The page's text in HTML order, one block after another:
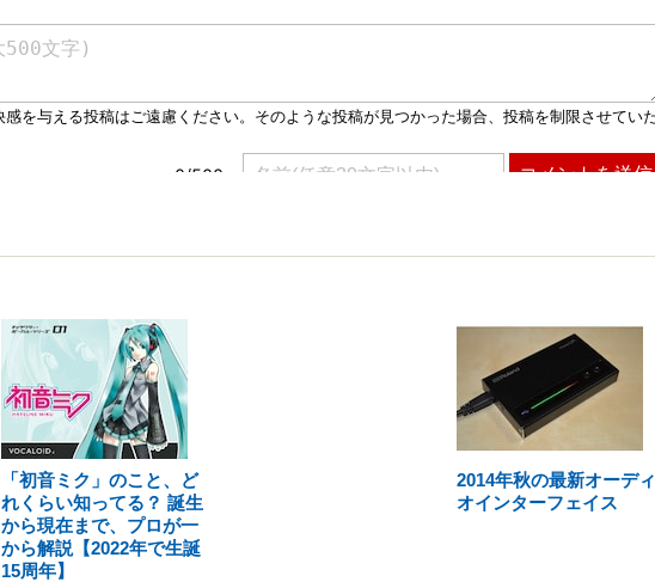
「初音ミク」のこと、ど
れくらい知ってる？ 誕生
から現在まで、プロが一
から解説【2022年で生誕
15周年】
2014年秋の最新オーディ
オインターフェイス